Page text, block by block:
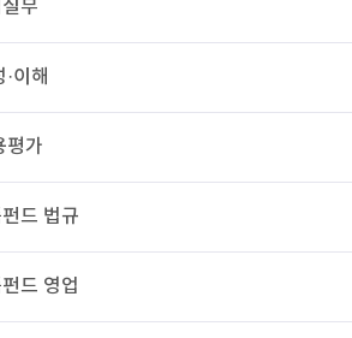
무
이해
평가
드 법규
드 영업